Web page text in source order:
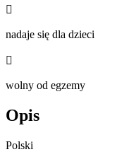

nadaje się dla dzieci

wolny od egzemy
Opis
Polski